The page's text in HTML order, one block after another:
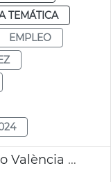
TEMÁTICA
EMPLEO
Concejalía Emprendimiento València ayudas 757 nuevos proyectos